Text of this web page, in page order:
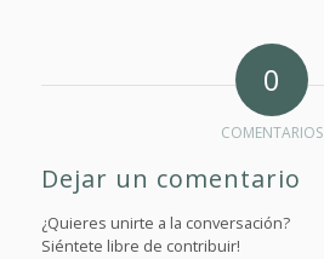
0
COMENTARIOS
Dejar un comentario
¿Quieres unirte a la conversación?
Siéntete libre de contribuir!